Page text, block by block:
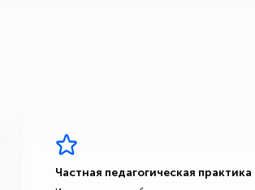
Частная педагогическая практика